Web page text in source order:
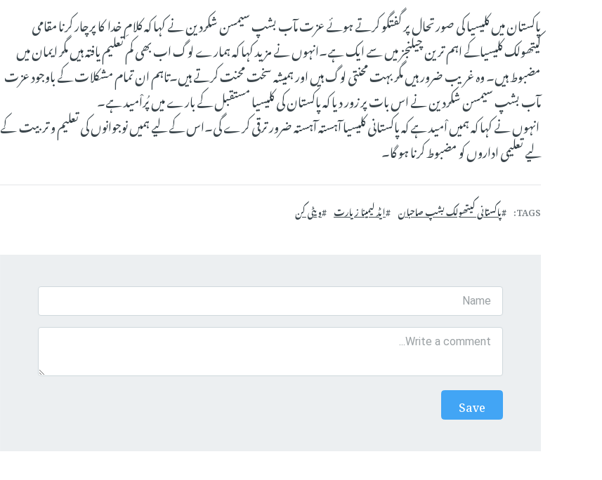
پاکستان میں کلیسیا کی صورتحال پر گفتگو کرتے ہوئے عزت مآب بشپ سیمسن شکردین نے کہا کہ کلامِ خدا کا پرچار کرنا مقامی
کیتھولک کلیسیاکے اہم ترین چیلنجز میں سے ایک ہے۔انہوں نے مزید کہا کہ ہمارے لوگ اب بھی کم تعلیم یافتہ ہیں مگر ایمان میں
مضبوط ہیں۔ وہ غریب ضرور ہیں مگر بہت محنتی لوگ ہیں اور ہمیشہ سخت محنت کرتے ہیں۔تاہم ان تمام مشکلات کے باوجود عزت
مآب بشپ سیمسن شکردین نے اس بات پر زور دیا کہ پاکستان کی کلیسیا مستقبل کے بارے میں پُراْمید ہے۔
انہوں نے کہا کہ ہمیں اْمید ہے کہ پاکستانی کلیسیا آہستہ آہستہ ضرور ترقی کرے گی۔اس کے لیے ہمیں نوجوانوں کی تعلیم و تربیت کے
لیے تعلیمی اداروں کو مضبوط کرنا ہو گا۔
TAGS پاکستانی کیتھولک بشپ صاحبان ایڈ لیمینا زیارت ویٹی کن